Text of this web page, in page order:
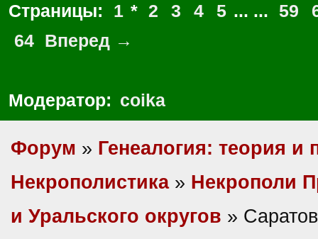
Страницы: 1 * 2 3 4 5 ... ... 59
64 Вперед →
Модератор: coika
Форум » Генеалогия: теория и
Некрополистика» Некрополи
и Уральского округов »